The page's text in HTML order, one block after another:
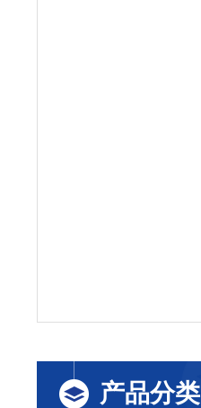
产品分类